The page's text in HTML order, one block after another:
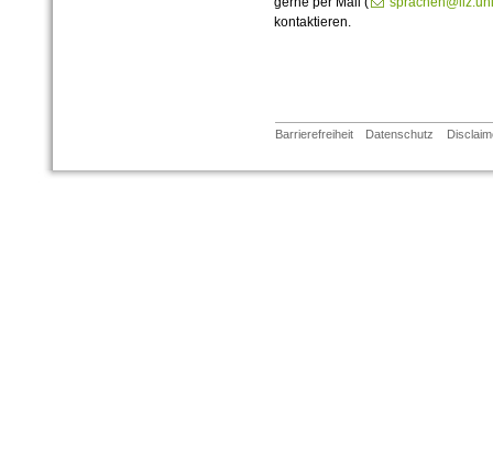
kontaktieren.
Barrierefreiheit Datenschutz